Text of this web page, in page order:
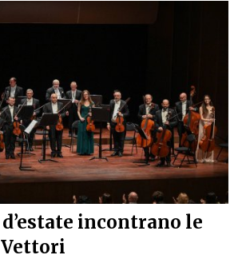
incontrano le